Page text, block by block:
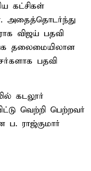
கட்சிகள்
அதைத்தொடர்ந்து
விஜய் பதவி
தலைமையிலான
பதவி
கடலூர்
வெற்றி பெற்றவர்
ப. ராஜ்குமார்